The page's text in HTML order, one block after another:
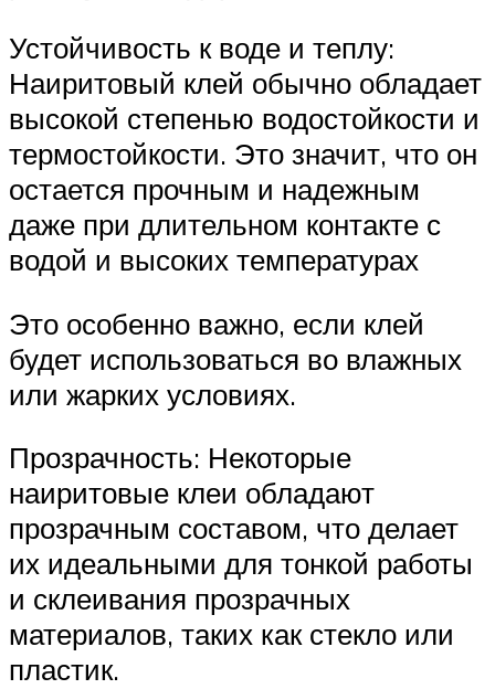
Устойчивость к воде и теплу:
Наиритовый клей обычно обладает
высокой степенью водостойкости и
термостойкости. Это значит, что он
остается прочным и надежным
даже при длительном контакте с
водой и высоких температурах
Это особенно важно, если клей
будет использоваться во влажных
или жарких условиях.
Прозрачность: Некоторые
наиритовые клеи обладают
прозрачным составом, что делает
их идеальными для тонкой работы
и склеивания прозрачных
материалов, таких как стекло или
пластик.